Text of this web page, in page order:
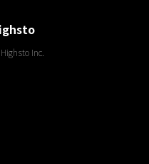
Inc.